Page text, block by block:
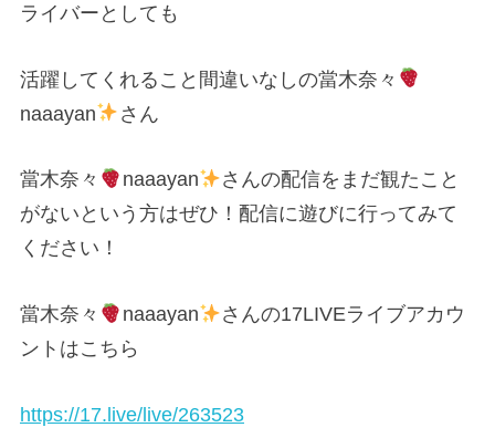
ライバーとしても
活躍してくれること間違いなしの當木奈々
naaayan
さん
當木奈々 naaayan
さんの配信をまだ観たこと
がないという方はぜひ！配信に遊びに行ってみて
ください！
當木奈々 naaayan
さんの17LIVEライブアカウ
ントはこちら
https://17.live/live/263523